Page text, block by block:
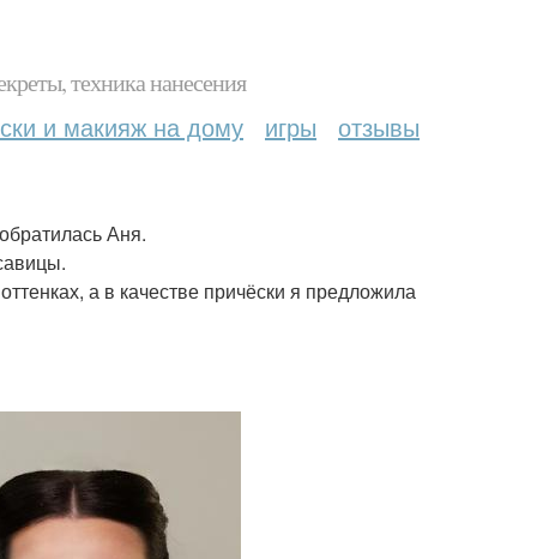
техника нанесения
и макияж на дому игры отзывы
Аня.
а в качестве причёски я предложила